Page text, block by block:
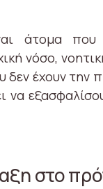
άτομα που
νόσο,
δεν έχουν την
στο